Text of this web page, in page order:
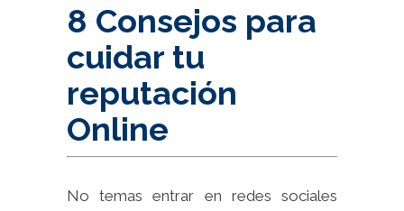
8 Consejos para
cuidar tu
reputación
Online
No temas entrar en redes sociales